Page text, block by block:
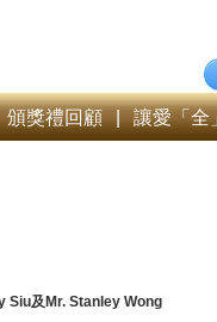
頒獎禮回顧 | 讓愛「全
Siu及Mr. Stanley Wong